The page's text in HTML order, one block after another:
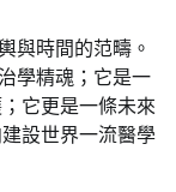
與時間的范疇。
學精魂；它是一
它更是一條未來
設世界一流醫學